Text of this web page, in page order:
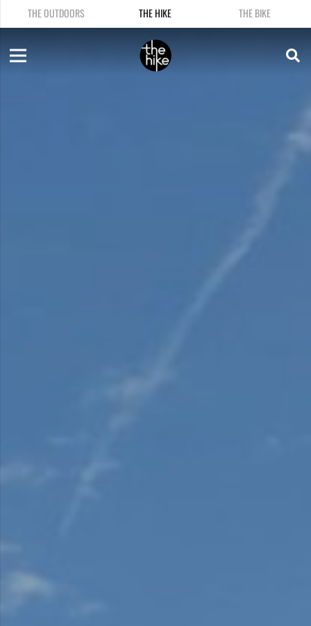
THE OUTDOORS THE HIKE THE BIKE